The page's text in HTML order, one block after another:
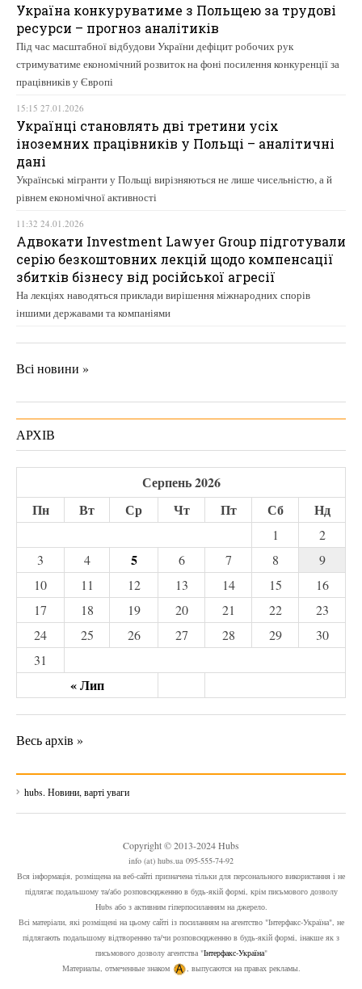
Україна конкуруватиме з Польщею за трудові
ресурси – прогноз аналітиків
Під час масштабної відбудови України дефіцит робочих рук
стримуватиме економічний розвиток на фоні посилення конкуренції за
працівників у Європі
15:15 27.01.2026
Українці становлять дві третини усіх
іноземних працівників у Польщі – аналітичні
дані
Українські мігранти у Польщі вирізняються не лише чисельністю, а й
рівнем економічної активності
11:32 24.01.2026
Адвокати Investment Lawyer Group підготували
серію безкоштовних лекцій щодо компенсації
збитків бізнесу від російської агресії
На лекціях наводяться приклади вирішення міжнародних спорів
іншими державами та компаніями
Всі новини »
АРХІВ
Серпень 2026
Пн
Вт Ср Чт Пт Сб Нд
« Лип
1
2
3
4 5 6 7 8
9
10
11 12 13 14 15
16
17
18 19 20 21 22
23
24
25 26 27 28 29
30
31
Весь архів »
hubs. Новини, варті уваги
Copyright © 2013-2024 Hubs
info (at) hubs.ua 095-555-74-92
Вся інформація, розміщена на веб-сайті призначена тільки для персонального використання і не
підлягає подальшому та/або розповсюдженню в будь-якій формі, крім письмового дозволу
Hubs або з активним гіперпосиланням на джерело.
Всі матеріали, які розміщені на цьому сайті із посиланням на агентство "Інтерфакс-Україна", не
підлягають подальшому відтворенню та/чи розповсюдженню в будь-якій формі, інакше як з
письмового дозволу агентства "Інтерфакс-Україна"
Материалы, отмеченные знаком
, выпусаются на правах рекламы.